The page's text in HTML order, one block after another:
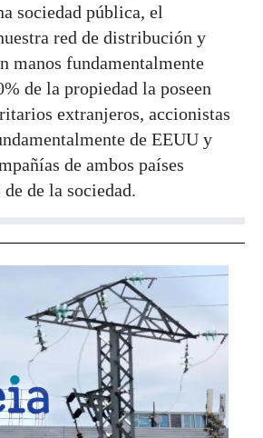
sociedad pública, el
red de distribución y
manos fundamentalmente
de la propiedad la poseen
extranjeros, accionistas
de EEUU y
de ambos países
de la sociedad.